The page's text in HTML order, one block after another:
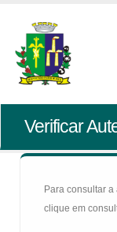
Verificar
Para consultar
clique em